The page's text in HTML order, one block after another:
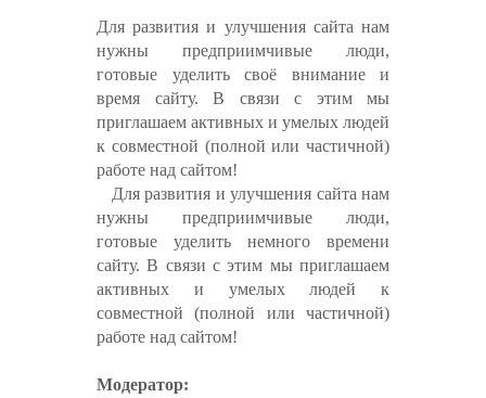
Для развития и улучшения сайта нам
нужны предприимчивые люди,
готовые уделить своё внимание и
время сайту. В связи с этим мы
приглашаем активных и умелых людей
к совместной (полной или частичной)
работе над сайтом!
Для развития и улучшения сайта нам
нужны предприимчивые люди,
готовые уделить немного времени
сайту. В связи с этим мы приглашаем
активных и умелых людей к
совместной (полной или частичной)
работе над сайтом!
Модератор: